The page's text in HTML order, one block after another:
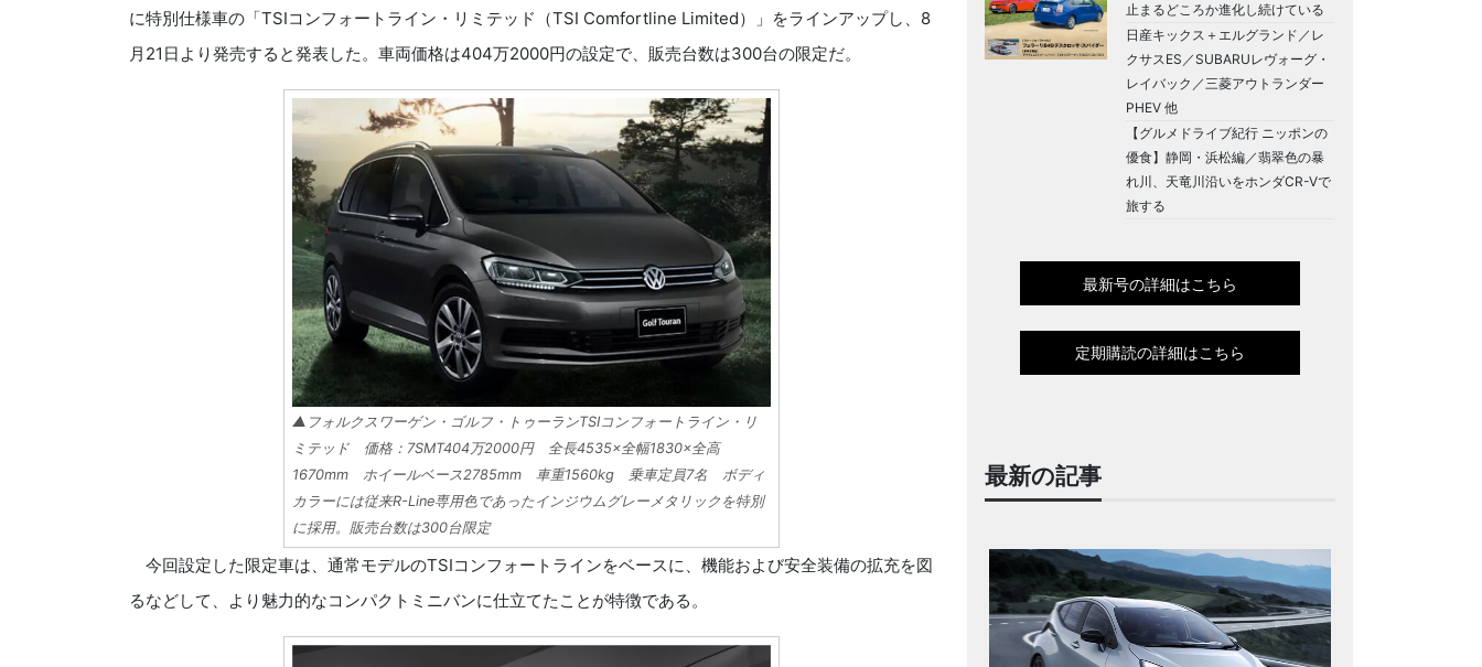
に特別仕様車の「TSIコンフォートライン・リミテッド（TSI Comfortline Limited）」をラインアップし、8
月21日より発売すると発表した。車両価格は404万2000円の設定で、販売台数は300台の限定だ。
▲フォルクスワーゲン・ゴルフ・トゥーランTSIコンフォートライン・リ
ミテッド 価格：7SMT404万2000円 全長4535×全幅1830×全高
1670mm ホイールベース2785mm 車重1560kg 乗車定員7名 ボディ
カラーには従来R-Line専用色であったインジウムグレーメタリックを特別
に採用。販売台数は300台限定
今回設定した限定車は、通常モデルのTSIコンフォートラインをベースに、機能および安全装備の拡充を図
るなどして、より魅力的なコンパクトミニバンに仕立てたことが特徴である。
止まるどころか進化し続けている
日産キックス＋エルグランド／レ
クサスES／SUBARUレヴォーグ・
レイバック／三菱アウトランダー
PHEV 他
【グルメドライブ紀行 ニッポンの
優食】静岡・浜松編／翡翠色の暴
れ川、天竜川沿いをホンダCR-Vで
旅する
最新号の詳細はこちら
定期購読の詳細はこちら
最新の記事